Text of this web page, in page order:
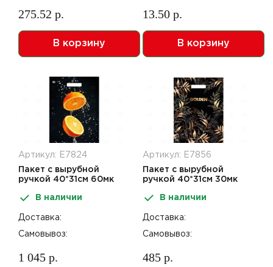
275.52 р.
В корзину
13.50 р.
В корзину
Артикул: Е7824
Пакет с вырубной
ручкой 40*31см 60мк
50штВ наличии
Доставка:
Самовывоз:
1 045 р.
Артикул: Е7856
Пакет с вырубной
ручкой 40*31см 30мк
В наличии
Доставка:
Самовывоз:
485 р.